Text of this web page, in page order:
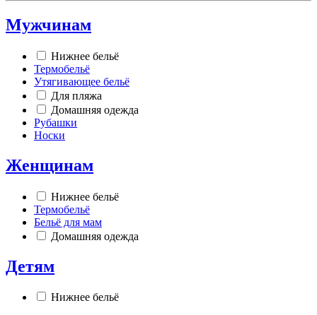
Мужчинам
Нижнее бельё
Термобельё
Утягивающее бельё
Для пляжа
Домашняя одежда
Рубашки
Носки
Женщинам
Нижнее бельё
Термобельё
Бельё для мам
Домашняя одежда
Детям
Нижнее бельё